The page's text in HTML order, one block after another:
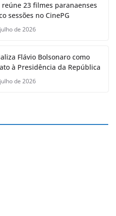
reúne 23 filmes paranaenses
sessões no CinePG
de 2026
Flávio Bolsonaro como
à Presidência da República
de 2026